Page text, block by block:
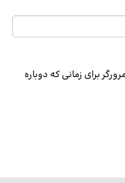
برای زمانی که دوباره